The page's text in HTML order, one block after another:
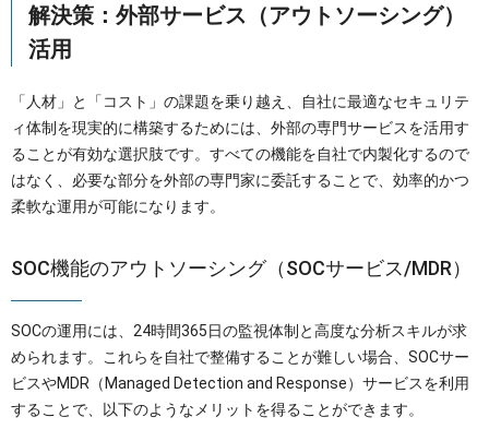
解決策：外部サービス（アウトソーシング）
活用
「人材」と「コスト」の課題を乗り越え、自社に最適なセキュリテ
ィ体制を現実的に構築するためには、外部の専門サービスを活用す
ることが有効な選択肢です。すべての機能を自社で内製化するので
はなく、必要な部分を外部の専門家に委託することで、効率的かつ
柔軟な運用が可能になります。
SOC機能のアウトソーシング（SOCサービス/MDR）
SOCの運用には、24時間365日の監視体制と高度な分析スキルが求
められます。これらを自社で整備することが難しい場合、SOCサー
ビスやMDR（Managed Detection and Response）サービスを利用
することで、以下のようなメリットを得ることができます。